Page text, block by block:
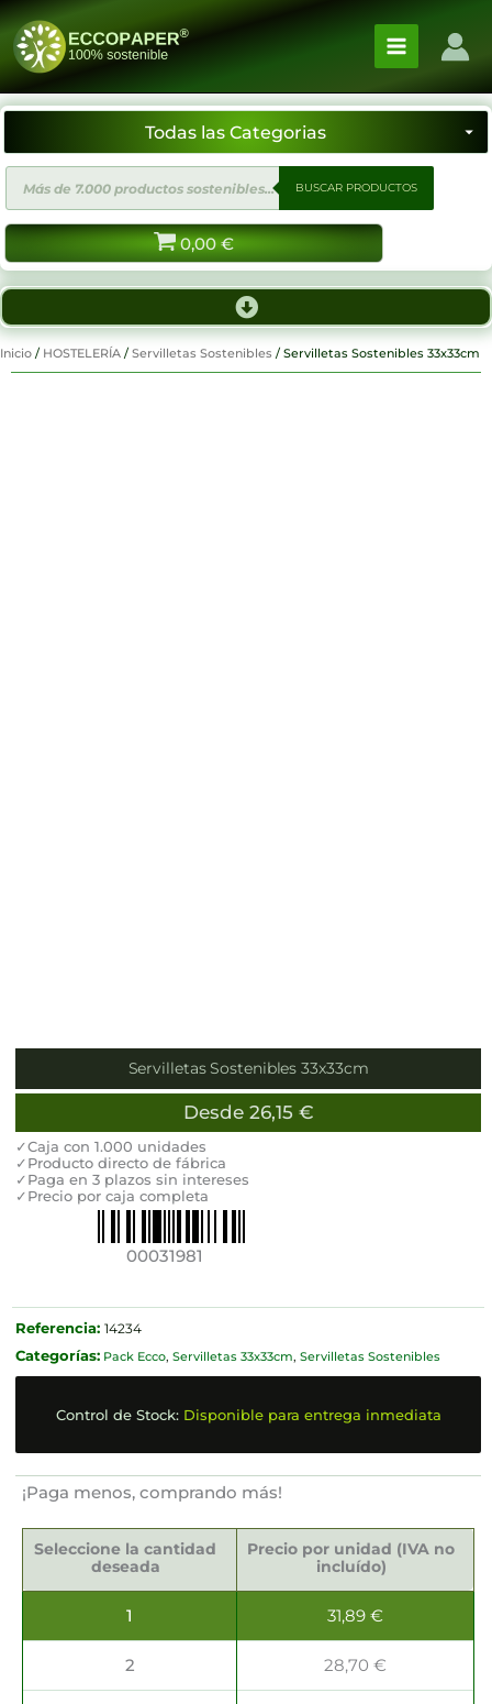
Ir
contenido
de
productos
BUSCAR PRODUCTOS
0,00 €
Inicio / HOSTELERÍA / Servilletas Sostenibles / Servilletas Sostenibles 33x33cm
Servilletas Sostenibles 33x33cm
Desde 26,15 €
✓Caja con 1.000 unidades
✓Producto directo de fábrica
✓Paga en 3 plazos sin intereses
✓Precio por caja completa
00031981
Referencia: 14234
Categorías: Pack Ecco, Servilletas 33x33cm, Servilletas Sostenibles
Control de Stock: Disponible para entrega inmediata
¡Paga menos, comprando más!
Seleccione la cantidad
deseada
Precio por unidad (IVA no
incluído)
1 31,89€
2 28,70€
Sostenibles